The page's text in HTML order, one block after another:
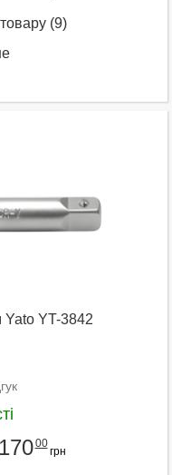
(9)
YT-3842
17000
грн